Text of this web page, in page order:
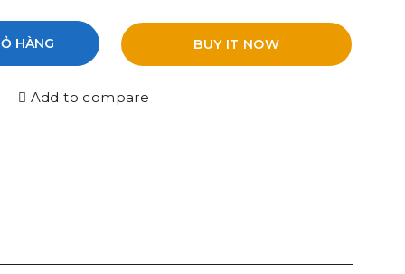
HÀNG BUY IT NOW
Add to compare